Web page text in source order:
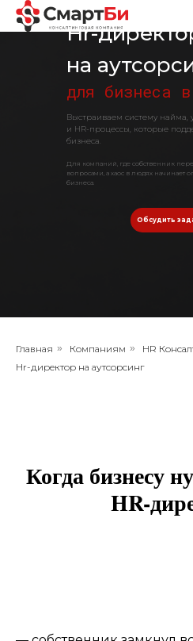
Обсудить
Выстраиваем систему найма,
и HR-процессы, которые
бизнеса.
Для компаний, где собственник
вопросами, а хаос в людях начинает
бизнеса.
Hr-
на
для бизнеса
• Компании от 30 до
Главная » Компаниям » HR
Hr-директор на аутсорсинг
Когда бизнесу
HR-